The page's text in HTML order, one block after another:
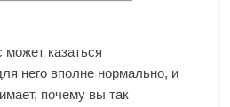
может казаться
него вполне нормально, и
почему вы так